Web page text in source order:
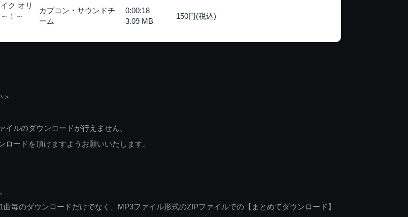
ク オリ
！～
カプコン・サウンドチ
ーム
0:00:18
3.09 MB
150円(税込)
ルのダウンロードが行えません。
ードを頂けますようお願いいたします。
毎のダウンロードだけでなく、MP3ファイル形式のZIPファイルでの【まとめてダウンロード】